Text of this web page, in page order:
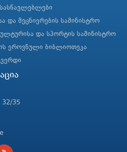
და მეცნიერების სამინისტრო
და სპორტის სამინისტრო
ეროვნული ბიბლიოთეკა
32/35